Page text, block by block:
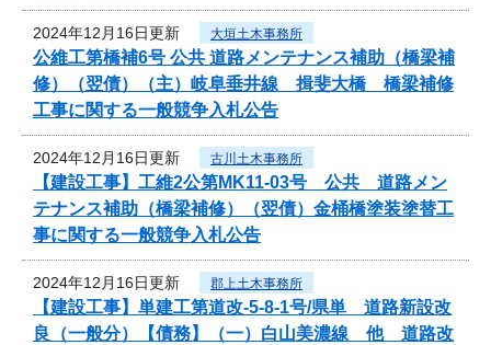
2024年12月16日更新 大垣土木事務所
公維工第橋補6号 公共 道路メンテナンス補助（橋梁補
修）（翌債）（主）岐阜垂井線 揖斐大橋 橋梁補修
工事に関する一般競争入札公告
2024年12月16日更新 古川土木事務所
【建設工事】工維2公第MK11-03号 公共 道路メン
テナンス補助（橋梁補修）（翌債）金桶橋塗装塗替工
事に関する一般競争入札公告
2024年12月16日更新 郡上土木事務所
【建設工事】単建工第道改-5-8-1号/県単 道路新設改
良（一般分）【債務】（一）白山美濃線 他 道路改